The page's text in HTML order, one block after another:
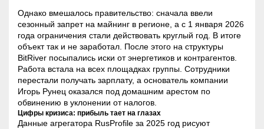
Однако вмешалось правительство: сначала ввели
сезонный запрет на майнинг в регионе, а с 1 января 2026
года ограничения стали действовать круглый год. В итоге
объект так и не заработал. После этого на структуры
BitRiver посыпались иски от энергетиков и контрагентов.
Работа встала на всех площадках группы. Сотрудники
перестали получать зарплату, а основатель компании
Игорь Рунец оказался под домашним арестом по
обвинению в уклонении от налогов.
Цифры кризиса: прибыль тает на глазах
Данные агрегатора RusProfile за 2025 год рисуют